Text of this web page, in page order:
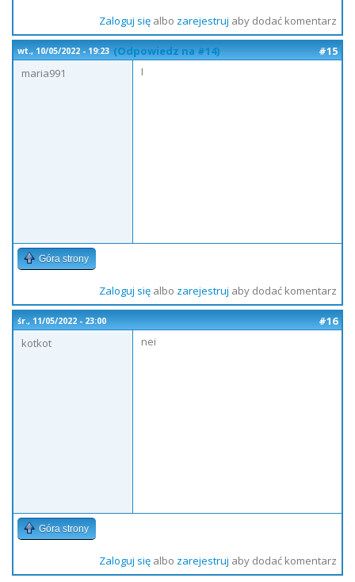
Zaloguj sięalbo zarejestruj aby dodać komentarz
wt., 10/05/2022 - 19:23 (Odpowiedz na #14)
#15
maria991
I
Góra strony
Zaloguj sięalbo zarejestruj aby dodać komentarz
śr., 11/05/2022 - 23:00
#16
kotkot
nei
Góra strony
Zaloguj sięalbo zarejestruj aby dodać komentarz